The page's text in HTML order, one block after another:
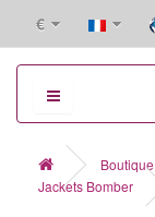
€
Boutique
Jackets Bomber